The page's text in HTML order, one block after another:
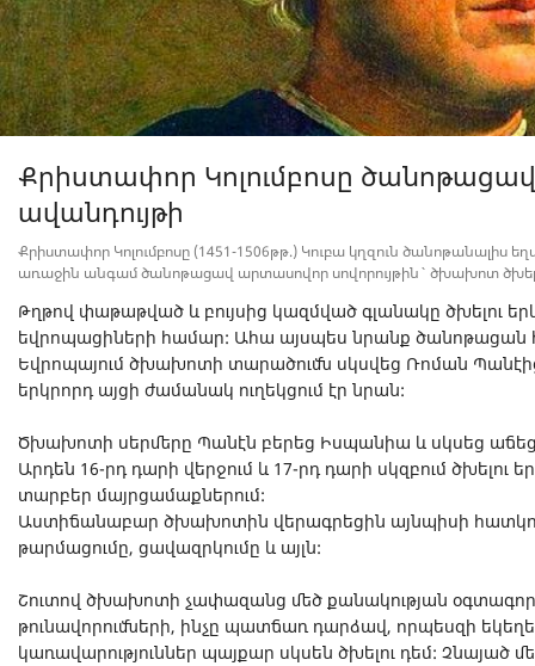
Քրիստափոր Կոլումբոսը
ավանդույթի
Քրիստափոր Կոլումբոսը (1451-1506թթ.) Կուբա կղզուն ծանոթանալիս
առաջին անգամ ծանոթացավ արտասովոր սովորույթին` ծխախոտ
Թղթով փաթաթված և բույսից կազմված գլանակը ծխելու
եվրոպացիների համար: Ահա այսպես նրանք ծանոթացան
Եվրոպայում ծխախոտի տարածումն սկսվեց Ռոման
երկրորդ այցի ժամանակ ուղեկցում էր նրան:
Ծխախոտի սերմերը Պանէն բերեց Իսպանիա և սկսեց
Արդեն 16-րդ դարի վերջում և 17-րդ դարի սկզբում ծխելու
տարբեր մայրցամաքներում:
Աստիճանաբար ծխախոտին վերագրեցին այնպիսի
թարմացումը, ցավազրկումը և այլն:
Շուտով ծխախոտի չափազանց մեծ քանակության
թունավորումների, ինչը պատճառ դարձավ, որպեսզի
կառավարություններ պայքար սկսեն ծխելու դեմ: Չնայած